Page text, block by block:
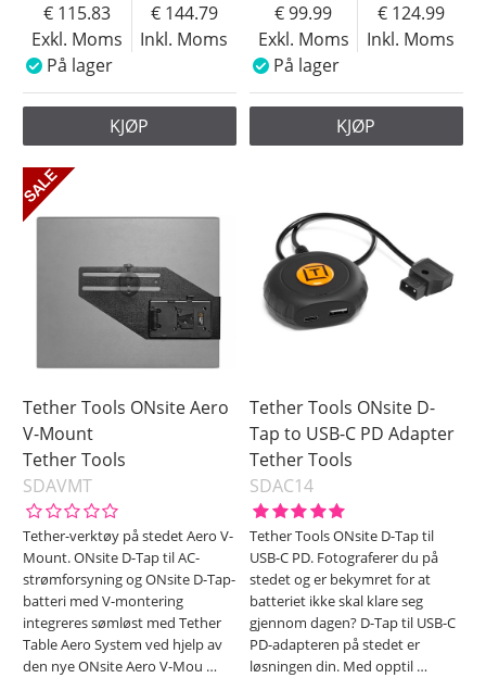
Exkl. Moms
115.83
Inkl. Moms
144.79
På lager
KJØP
Exkl. Moms
99.99
Inkl. Moms
124.99
På lager
KJØP
Tether Tools ONsite Aero
V-Mount
Tether Tools
SDAVMT
Tether-verktøy på stedet Aero V-
Mount. ONsite D-Tap til AC-
strømforsyning og ONsite D-Tap-
batteri med V-montering
integreres sømløst med Tether
Table Aero System ved hjelp av
den nye ONsite Aero V-Mou …
Tether Tools ONsite D-
Tap to USB-C PD Adapter
Tether Tools
SDAC14
Tether Tools ONsite D-Tap til
USB-C PD. Fotograferer du på
stedet og er bekymret for at
batteriet ikke skal klare seg
gjennom dagen? D-Tap til USB-C
PD-adapteren på stedet er
løsningen din. Med opptil …